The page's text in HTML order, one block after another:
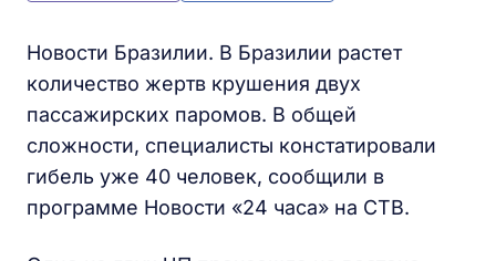
Новости Бразилии. В Бразилии растет
количество жертв крушения двух
пассажирских паромов. В общей
сложности, специалисты констатировали
гибель уже 40 человек, сообщили в
программе Новости «24 часа» на СТВ.